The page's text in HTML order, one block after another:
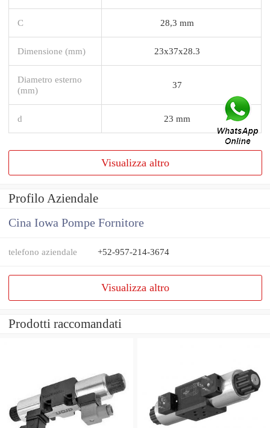
C 28,3 mm
Dimensione (mm) 23x37x28.3
Diametro esterno
(mm)
37
d 23 mm
Visualizza altro
Profilo Aziendale
Cina Iowa Pompe Fornitore
telefono aziendale +52-957-214-3674
Visualizza altro
Prodotti raccomandati